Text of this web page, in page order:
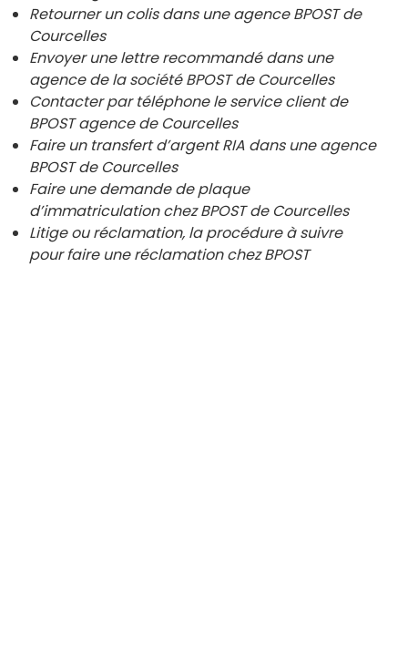
Retourner un colis dans une agence BPOST de
Courcelles
Envoyer une lettre recommandé dans une
agence de la société BPOST de Courcelles
Contacter par téléphone le service client de
BPOST agence de Courcelles
Faire un transfert d’argent RIA dans une agence
BPOST de Courcelles
Faire une demande de plaque
d’immatriculation chez BPOST de Courcelles
Litige ou réclamation, la procédure à suivre
pour faire une réclamation chez BPOST